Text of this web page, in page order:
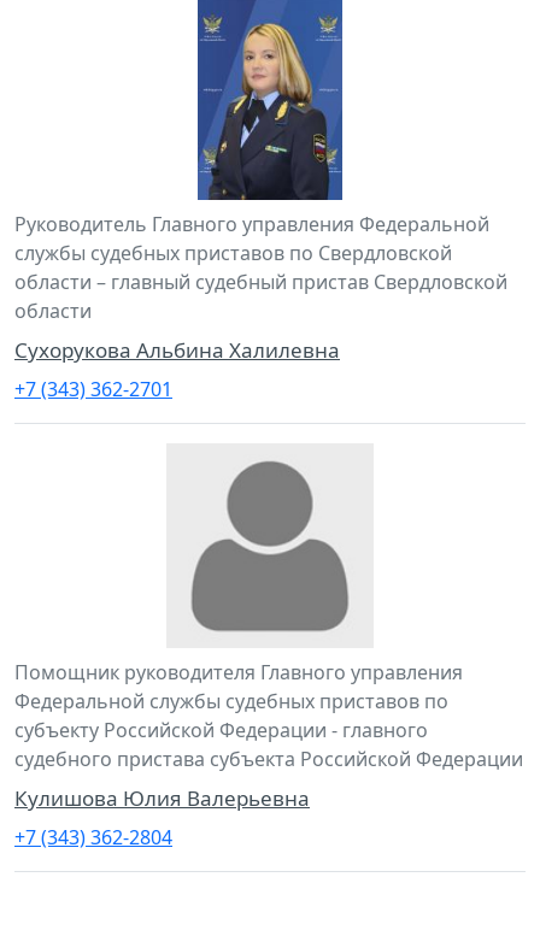
Руководитель Главного управления Федеральной
службы судебных приставов по Свердловской
области – главный судебный пристав Свердловской
области
Сухорукова Альбина Халилевна
+7 (343) 362-2701
Помощник руководителя Главного управления
Федеральной службы судебных приставов по
субъекту Российской Федерации - главного
судебного пристава субъекта Российской Федерации
Кулишова Юлия Валерьевна
+7 (343) 362-2804